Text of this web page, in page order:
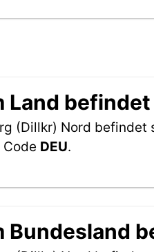
Land
(Dillkr) Nord befindet
DEU.
Bundesland